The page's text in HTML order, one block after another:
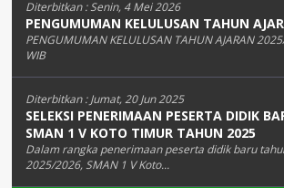
Diterbitkan :Senin, 4 Mei 2026
PENGUMUMAN KELULUSAN TAHUN
PENGUMUMAN KELULUSAN TAHUN AJARAN
WIB
Diterbitkan :Jumat, 20 Jun 2025
SELEKSI PENERIMAAN PESERTA DIDIK
SMAN 1 V KOTO TIMUR TAHUN 2025
Dalam rangka penerimaan peserta didik baru
2025/2026, SMAN 1 V Koto...